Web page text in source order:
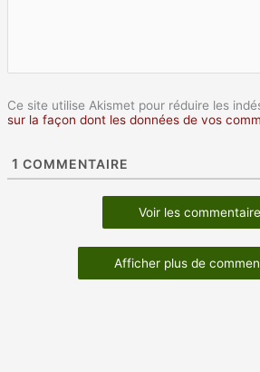
Ce site utilise Akismet pour réduire les
sur la façon dont les données de vos
1 COMMENTAIRE
Voir les
Afficher plus de